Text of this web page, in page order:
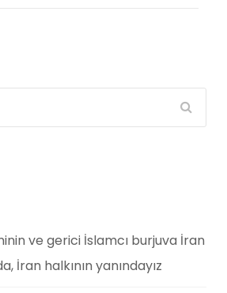
ve gerici İslamcı burjuva İran
İran halkının yanındayız